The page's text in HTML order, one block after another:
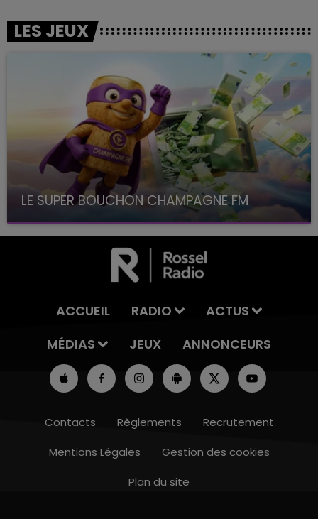
19h00 - 19h15
LES JEUX
LE SUPER BOUCHON CHAMPAGNE FM
avec La Famille Champagne FM, à 8H10
ACCUEIL RADIO
ACTUS
MÉDIAS
JEUX ANNONCEURS
Contacts Règlements
Recrutement
Mentions Légales
Gestion des cookies
Plan du site